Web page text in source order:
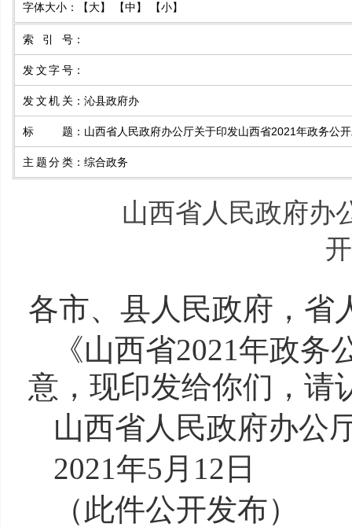
字体大小： 【大】 【中】 【小】
索引号 ：
发文字号 ：
发文机关 ： 沁县政府办
标题 ： 山西省人民政府办公厅关于印发山西省2021年政务公
主题分类 ： 综合政务
山西省人民政府办
各市、县人民政府，省
《山西省2021年政
意，现印发给你们，请
山西省
2021
（此件公开发布）